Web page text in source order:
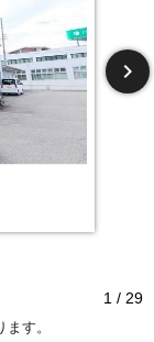
1 / 29
す。